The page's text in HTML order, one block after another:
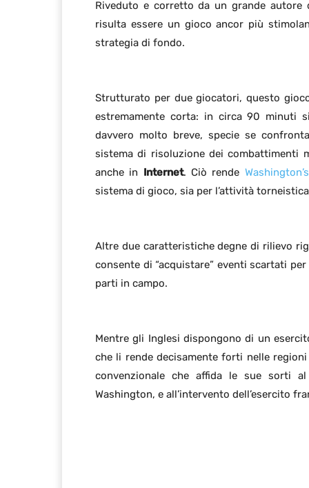
Riveduto e corretto da un grande autore
risulta essere un gioco ancor più
strategia di fondo.
Strutturato per due giocatori, questo
estremamente corta: in circa 90 minuti
davvero molto breve, specie se
sistema di risoluzione dei combattimenti
anche in Internet. Ciò rende
sistema di gioco, sia per l’attività
Altre due caratteristiche degne di rilievo
consente di “acquistare” eventi scartati
parti in campo.
Mentre gli Inglesi dispongono di un
che li rende decisamente forti nelle
convenzionale che affida le sue sorti
Washington, e all’intervento dell’esercito